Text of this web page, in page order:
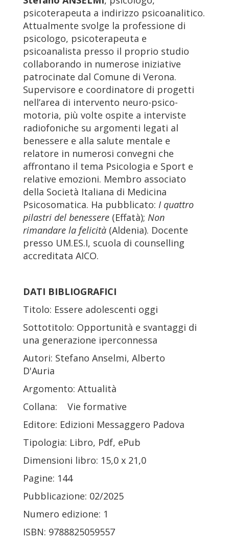
psicoterapeuta a indirizzo psicoanalitico.
Attualmente svolge la professione di
psicologo, psicoterapeuta e
psicoanalista presso il proprio studio
collaborando in numerose iniziative
patrocinate dal Comune di Verona.
Supervisore e coordinatore di progetti
nell’area di intervento neuro-psico-
motoria, più volte ospite a interviste
radiofoniche su argomenti legati al
benessere e alla salute mentale e
relatore in numerosi convegni che
affrontano il tema Psicologia e Sport e
relative emozioni. Membro associato
della Società Italiana di Medicina
Psicosomatica. Ha pubblicato: I quattro
pilastri del benessere (Effatà); Non
rimandare la felicità (Aldenia). Docente
presso UM.ES.I, scuola di counselling
accreditata AICO.
DATI BIBLIOGRAFICI
Titolo: Essere adolescenti oggi
Sottotitolo: Opportunità e svantaggi di
una generazione iperconnessa
Autori: Stefano Anselmi, Alberto
D'Auria
Argomento: Attualità
Collana: Vie formative
Editore: Edizioni Messaggero Padova
Tipologia: Libro, Pdf, ePub
Dimensioni libro: 15,0 x 21,0
Pagine: 144
Pubblicazione: 02/2025
Numero edizione: 1
ISBN: 9788825059557